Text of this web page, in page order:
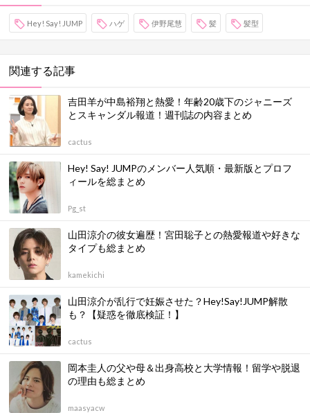
Hey! Say! JUMP ハゲ 伊野尾慧 髪 髪型
関連する記事
吉田羊が中島裕翔と熱愛！年齢20歳下のジャニーズ
とスキャンダル報道！週刊誌の内容まとめ
cactus
Hey! Say! JUMPのメンバー人気順・最新版とプロフ
ィールを総まとめ
Pg_st
山田涼介の彼女遍歴！宮田聡子との熱愛報道や好きな
タイプも総まとめ
kamekichi
山田涼介が乱行で妊娠させた？Hey!Say!JUMP解散
も？【疑惑を徹底検証！】
cactus
岡本圭人の父や母＆出身高校と大学情報！留学や脱退
の理由も総まとめ
maasyacw